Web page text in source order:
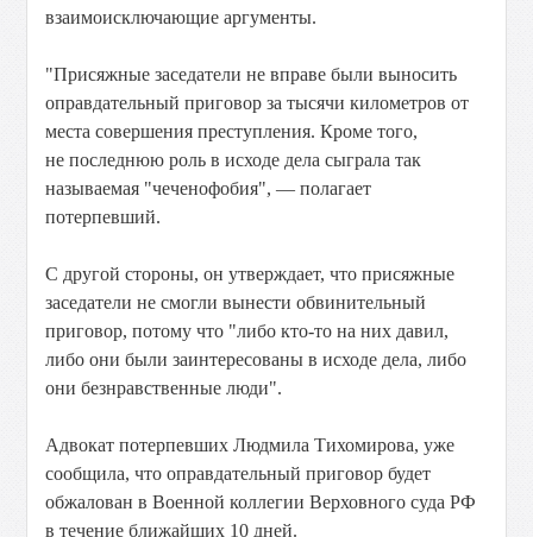
взаимоисключающие аргументы.
"Присяжные заседатели не вправе были выносить
оправдательный приговор за тысячи километров от
места совершения преступления. Кроме того,
не последнюю роль в исходе дела сыграла так
называемая "чеченофобия", — полагает
потерпевший.
С другой стороны, он утверждает, что присяжные
заседатели не смогли вынести обвинительный
приговор, потому что "либо кто-то на них давил,
либо они были заинтересованы в исходе дела, либо
они безнравственные люди".
Адвокат потерпевших Людмила Тихомирова, уже
сообщила, что оправдательный приговор будет
обжалован в Военной коллегии Верховного суда РФ
в течение ближайших 10 дней.